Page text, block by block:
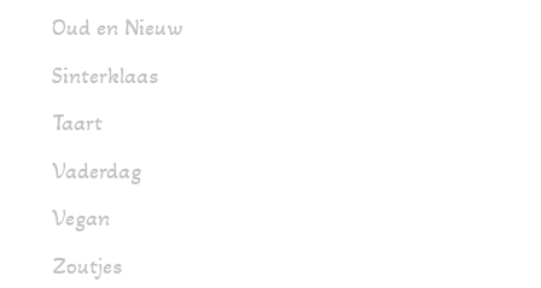
Oud en Nieuw
Sinterklaas
Taart
Vaderdag
Vegan
Zoutjes